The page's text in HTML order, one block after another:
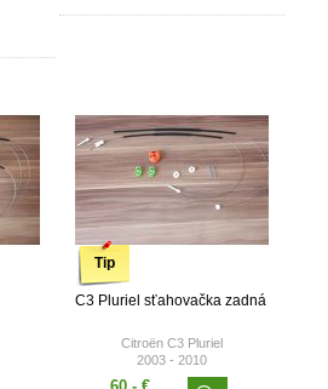
Tip
C3 Pluriel sťahovačka zadná
Citroën C3 Pluriel
2003 - 2010